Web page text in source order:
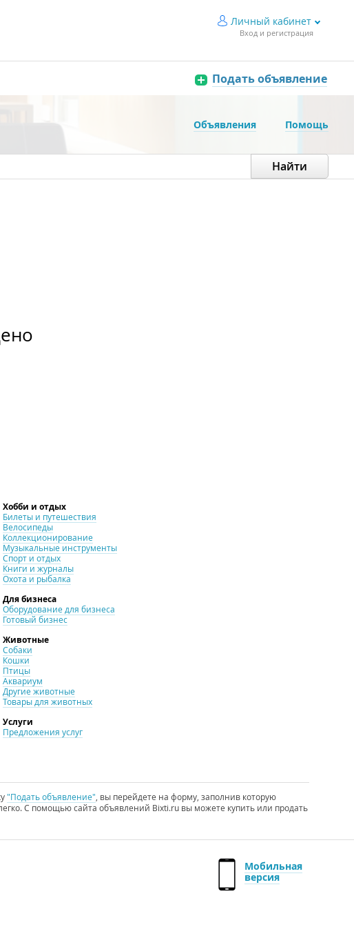
Личный кабинет
Вход и регистрация
Подать объявление
Объявления Помощь
Хобби и отдых
Билеты и путешествия
Велосипеды
Коллекционирование
Музыкальные инструменты
Спорт и отдых
Книги и журналы
Охота и рыбалка
Для бизнеса
Оборудование для бизнеса
Готовый бизнес
Животные
Собаки
Кошки
Птицы
Аквариум
Другие животные
Товары для животных
Услуги
Предложения услуг
"Подать объявление", вы перейдете на форму, заполнив которую
С помощью сайта объявлений Bixti.ru вы можете купить или продать
Мобильная
версия